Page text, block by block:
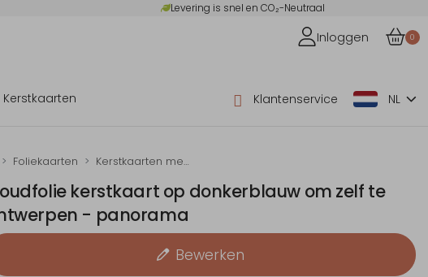
Levering is snel en CO₂-Neutraal
Inloggen 0
Kerstkaarten Klantenservice NL
Foliekaarten Kerstkaarten met folie
kerstkaart op donkerblauw om zelf te
- panorama
Bewerken